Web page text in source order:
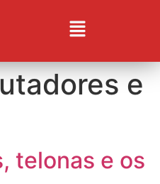
e
telonas e os